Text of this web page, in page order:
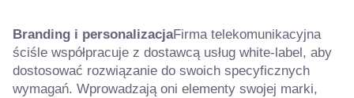
Branding i personalizacjaFirma telekomunikacyjna
ściśle współpracuje z dostawcą usług white-label, aby
dostosować rozwiązanie do swoich specyficznych
wymagań. Wprowadzają oni elementy swojej marki,